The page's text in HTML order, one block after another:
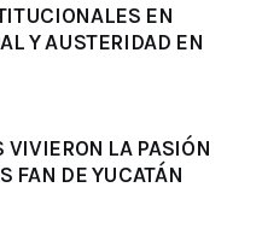
EN
Y AUSTERIDAD EN
LA PASIÓN
FAN DE YUCATÁN